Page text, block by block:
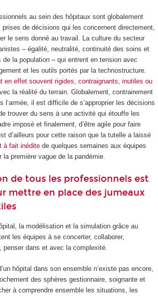
au sein des hôpitaux sont globalement
de décisions qui les concernent directement,
le sens donné au travail. La culture du secteur
– égalité, neutralité, continuité des soins et
la population – qui entrent en tension avec
et les outils portés par la technostructure.
en effet souvent rigides, contraignants, inutiles ou
la réalité du terrain. Globalement, contrairement
l’armée, il est difficile de s’approprier les décisions
trouver du sens à une activité qui étouffe les
imposé et finalement, d’être agile pour faire
d’ailleurs pour cette raison que la tutelle a laissé
à fait inéditede quelques semaines aux équipes
la première vague de la pandémie.
de tous les professionnels est
mettre en place des jumeaux
la modélisation et la simulation grâce au
les équipes à se concerter, collaborer,
penser dans et avec la complexité.
hôpital dans son ensemble n’existe pas encore,
des sphères gestionnaire, soignante et
à comprendre ensemble les situations, les